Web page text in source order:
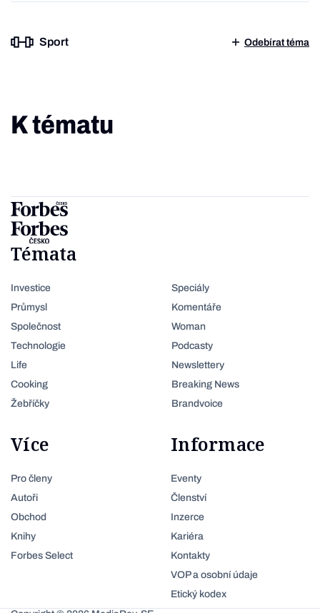
Sport Odebírat téma
K tématu
Témata
Investice
Průmysl
Společnost
Technologie
Life
Cooking
Žebříčky
Speciály
Komentáře
Woman
Podcasty
Newslettery
Breaking News
Brandvoice
Více
Pro členy
Autoři
Obchod
Knihy
Forbes Select
Informace
Eventy
Členství
Inzerce
Kariéra
Kontakty
VOP a osobní údaje
Etický kodex